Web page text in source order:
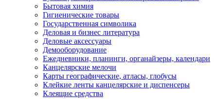
Бытовая химия
Гигиенические товары
Государственная символика
Деловая и бизнес литература
Деловые аксессуары
Демооборудование
Ежедневники, планинги, органайзеры, календари
Канцелярские мелочи
Карты географические, атласы, глобусы
Клейкие ленты канцелярские и диспенсеры
Клеящие средства